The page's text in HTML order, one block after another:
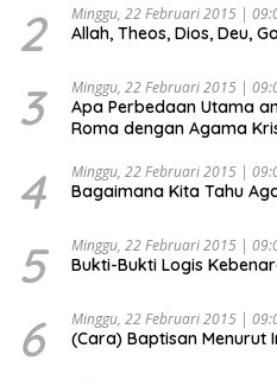
Ekonomi Politik
“Urgensi Undang-
Indonesia Emas 2045”,
2 Minggu, 22 Februari 2015 |
Allah, Theos, Dios, Deu,
3 Minggu, 22 Februari 2015 |
Apa Perbedaan Utama
Roma dengan Agama
4 Minggu, 22 Februari 2015 |
Bagaimana Kita Tahu
5 Minggu, 22 Februari 2015 |
Bukti-Bukti Logis
6 Minggu, 22 Februari 2015 |
(Cara) Baptisan Menurut